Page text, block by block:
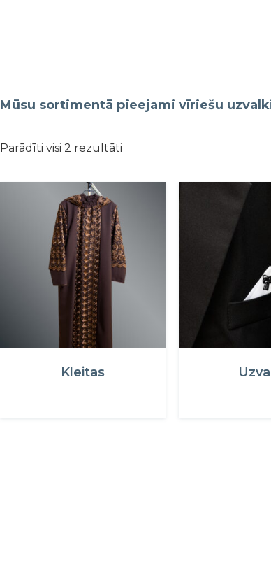
Mūsu sortimentā pieejami vīriešu
Parādīti visi 2 rezultāti
Kleitas